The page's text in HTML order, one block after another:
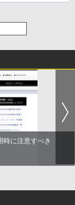
時に注意すべき